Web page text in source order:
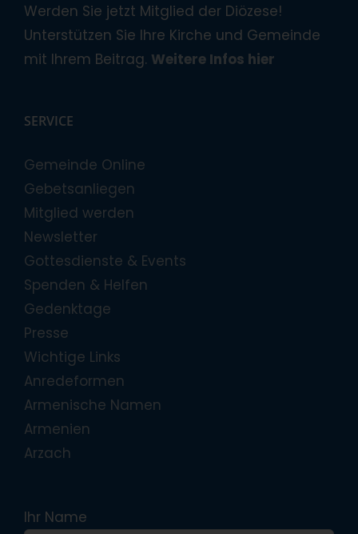
Werden Sie jetzt Mitglied der Diözese!
Unterstützen Sie Ihre Kirche und Gemeinde
mit Ihrem Beitrag. Weitere Infos hier
SERVICE
Gemeinde Online
Gebetsanliegen
Mitglied werden
Newsletter
Gottesdienste & Events
Spenden & Helfen
Gedenktage
Presse
Wichtige Links
Anredeformen
Armenische Namen
Armenien
Arzach
Ihr Name